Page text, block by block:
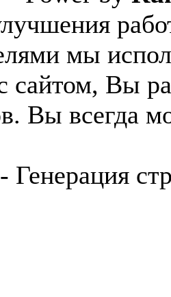
мы
сайтом, Вы
Вы всегда
- Генерация